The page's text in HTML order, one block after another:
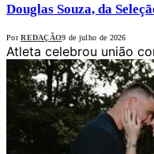
Douglas Souza, da
Por REDAÇÃO9 de julho de 2026
Atleta celebrou união